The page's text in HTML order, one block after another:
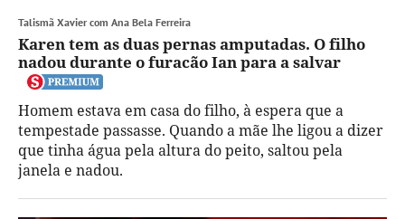
Talismã Xavier com Ana Bela Ferreira
Karen tem as duas pernas amputadas. O filho
nadou durante o furacão Ian para a salvar
Homem estava em casa do filho, à espera que a
tempestade passasse. Quando a mãe lhe ligou a dizer
que tinha água pela altura do peito, saltou pela
janela e nadou.